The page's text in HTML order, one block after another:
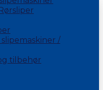
/
tilbehør